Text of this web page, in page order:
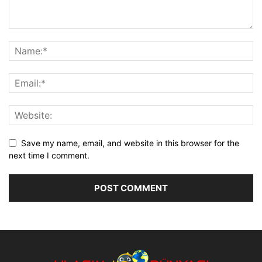
Save my name, email, and website in this browser for the
next time I comment.